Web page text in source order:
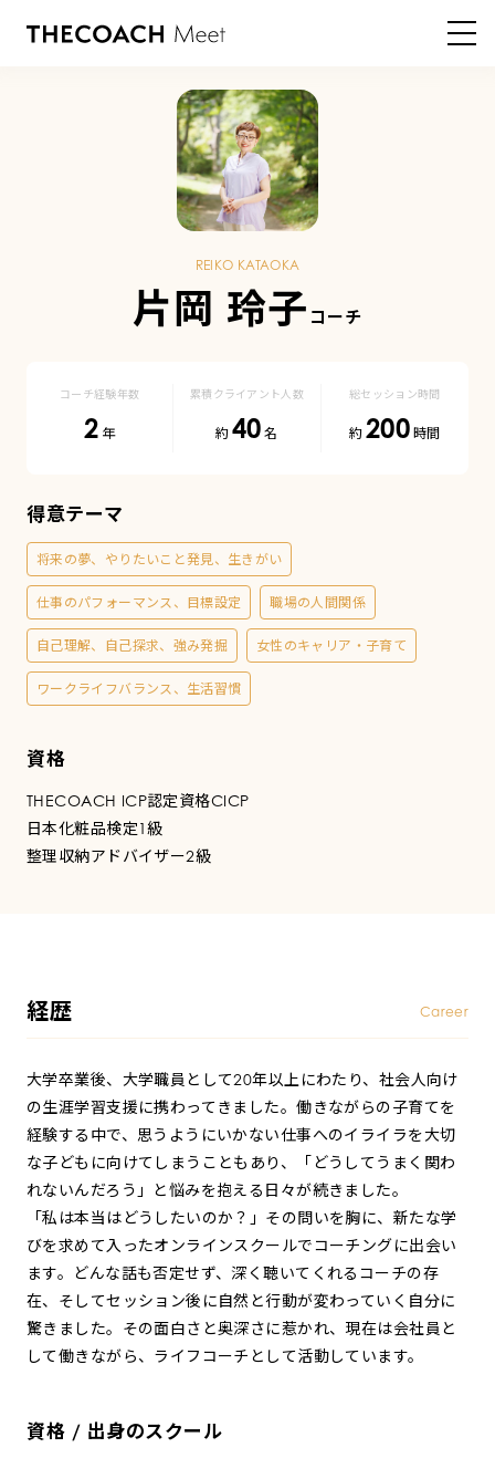
コ
ー
チ
REIKO KATAOKA
片岡 玲子
コーチ経験年数
2
累積クライアント人数
40
総セッション時間
200
得意テーマ
将来の夢、やりたいこと発見、生きがい
仕事のパフォーマンス、目標設定 職場の人間関係
自己理解、自己探求、強み発掘 女性のキャリア・子育て
ワークライフバランス、生活習慣
資格
THECOACH ICP認定資格CICP
日本化粧品検定1級
整理収納アドバイザー2級
経歴 Career
大学卒業後、大学職員として20年以上にわたり、社会人向け
の生涯学習支援に携わってきました。働きながらの子育てを
経験する中で、思うようにいかない仕事へのイライラを大切
な子どもに向けてしまうこともあり、「どうしてうまく関わ
れないんだろう」と悩みを抱える日々が続きました。
「私は本当はどうしたいのか？」その問いを胸に、新たな学
びを求めて入ったオンラインスクールでコーチングに出会い
ます。どんな話も否定せず、深く聴いてくれるコーチの存
在、そしてセッション後に自然と行動が変わっていく自分に
驚きました。その面白さと奥深さに惹かれ、現在は会社員と
して働きながら、ライフコーチとして活動しています。
資格 / 出身のスクール